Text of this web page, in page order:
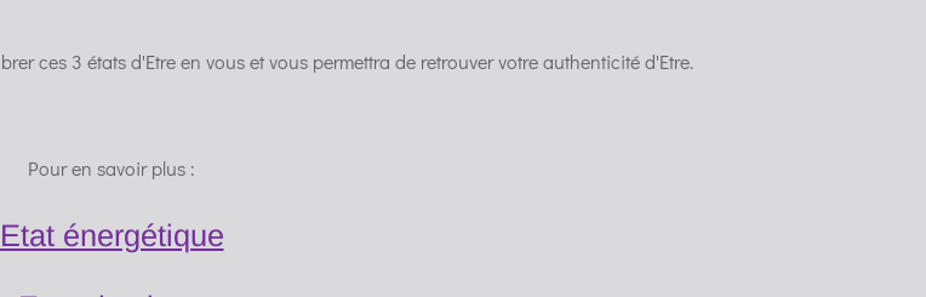
ces 3 états d'Etre en vous et vous permettra de retrouver votre authenticité d'Etre.
Pour en savoir plus :
Etat énergétique